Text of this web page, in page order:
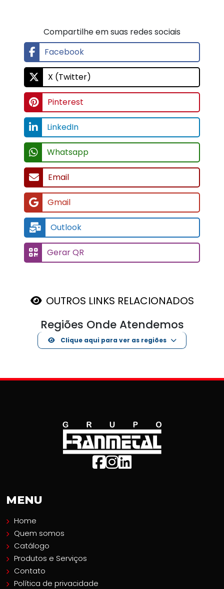
Compartilhe em suas redes sociais
Facebook
X (Twitter)
Pinterest
LinkedIn
Whatsapp
Email
Gmail
Outlook
Gerar QR
OUTROS LINKS RELACIONADOS
Regiões Onde Atendemos
Clique aqui para ver as regiões
MENU
Home
Quem somos
Catálogo
Produtos e Serviços
Contato
Política de privacidade